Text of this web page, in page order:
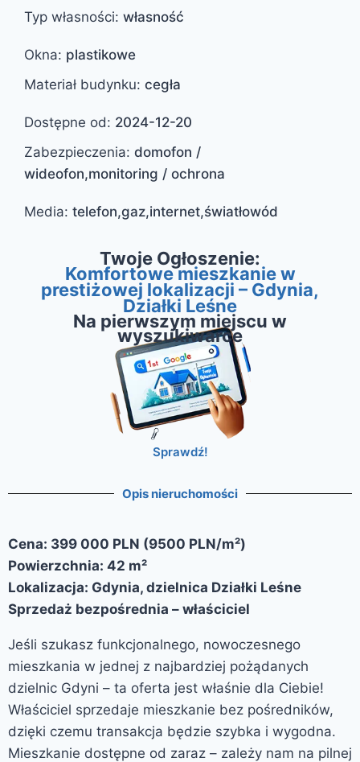
Typ własności: własność
Okna: plastikowe
Materiał budynku: cegła
Dostępne od: 2024-12-20
Zabezpieczenia: domofon /
wideofon,monitoring / ochrona
Media: telefon,gaz,internet,światłowód
Twoje Ogłoszenie:
Komfortowe mieszkanie w
prestiżowej lokalizacji – Gdynia,
Działki Leśne
Na pierwszym miejscu w
wyszukiwarce
Sprawdź!
Opis nieruchomości
Cena: 399 000 PLN (9500 PLN/m²)
Powierzchnia: 42 m²
Lokalizacja: Gdynia, dzielnica Działki Leśne
Sprzedaż bezpośrednia – właściciel
Jeśli szukasz funkcjonalnego, nowoczesnego
mieszkania w jednej z najbardziej pożądanych
dzielnic Gdyni – ta oferta jest właśnie dla Ciebie!
Właściciel sprzedaje mieszkanie bez pośredników,
dzięki czemu transakcja będzie szybka i wygodna.
Mieszkanie dostępne od zaraz – zależy nam na pilnej